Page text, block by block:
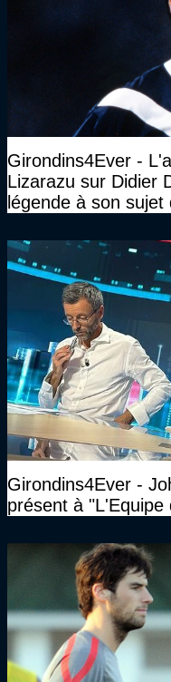
Girondins4Ever -
Lizarazu sur Didier
légende à son
Girondins4Ever -
présent à